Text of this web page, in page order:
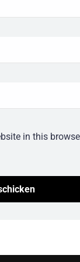
in this